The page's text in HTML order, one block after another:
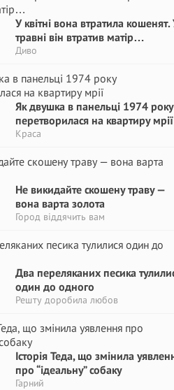
У квітні вона втратила кошенят.
травні він втратив матір…
Диво
Як двушка в панельці 1974 року
перетворилася на квартиру мрії
Краса
Не викидайте скошену траву —
вона варта золота
Город віддячить вам
Два переляканих песика
один до одного
Решту доробила любов
Історія Теда, що змінила
про “ідеальну” собаку
Гарний